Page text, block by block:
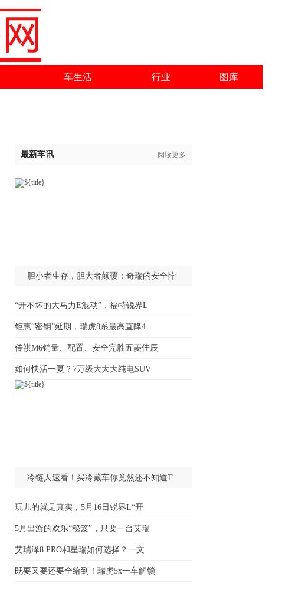
车生活 行业 图库
最新车讯 阅读更多
胆小者生存，胆大者颠覆：奇瑞的安全悖
“开不坏的大马力E混动”，福特锐界L
钜惠“密钥”延期，瑞虎8系最高直降4
传祺M6销量、配置、安全完胜五菱佳辰
如何快活一夏？7万级大大大纯电SUV
冷链人速看！买冷藏车你竟然还不知道T
玩儿的就是真实，5月16日锐界L“开
5月出游的欢乐“秘笈”，只要一台艾瑞
艾瑞泽8 PRO和星瑞如何选择？一文
既要又要还要全给到！瑞虎5x一车解锁